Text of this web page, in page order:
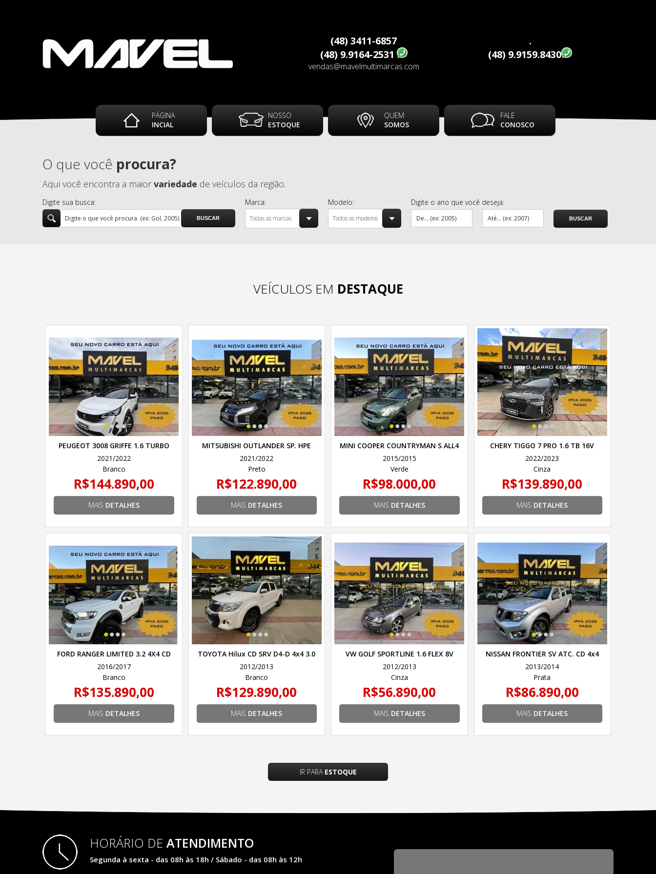
(48) 3411-6857
(48) 9.9164-2531
vendas@mavelmultimarcas.com
.
(48) 9.9159.8430
.
PÁGINA
INCIAL
NOSSO
ESTOQUE
QUEM
SOMOS
FALE
CONOSCO
O que você procura?
Aqui você encontra a maior variedade de veículos da região.
Digite sua busca: Marca:
Todas as marcas
Modelo:
Todos os modelos
Digite o ano que você deseja:
VEÍCULOS EM DESTAQUE
••••
PEUGEOT 3008 GRIFFE 1.6 TURBO
16V 5P AUT.6
2021/2022
Branco
R$144.890,00
MAIS DETALHES
••••
MITSUBISHI OUTLANDER SP. HPE
BL.ED 4x2 2.0 Flex Aut
2021/2022
Preto
R$122.890,00
MAIS DETALHES
••••
MINI COOPER COUNTRYMAN S ALL4
16V AUT.6
2015/2015
Verde
R$98.000,00
MAIS DETALHES
••••
CHERY TIGGO 7 PRO 1.6 TB 16V
AUT.
2022/2023
Cinza
R$139.890,00
MAIS DETALHES
••••
FORD RANGER LIMITED 3.2 4X4 CD
DIESEL AUT.6
2016/2017
Branco
R$135.890,00
MAIS DETALHES
••••
TOYOTA Hilux CD SRV D4-D 4x4 3.0
TDI Diesel Aut.
2012/2013
Branco
R$129.890,00
MAIS DETALHES
••••
VW GOLF SPORTLINE 1.6 FLEX 8V
2012/2013
Cinza
R$56.890,00
MAIS DETALHES
••••
NISSAN FRONTIER SV ATC. CD 4x4
2.5 TB DIESEL MEC.6
2013/2014
Prata
R$86.890,00
MAIS DETALHES
IR PARA ESTOQUE
HORÁRIO DE ATENDIMENTO
Segunda à sexta - das 08h às 18h / Sábado - das 08h às 12h